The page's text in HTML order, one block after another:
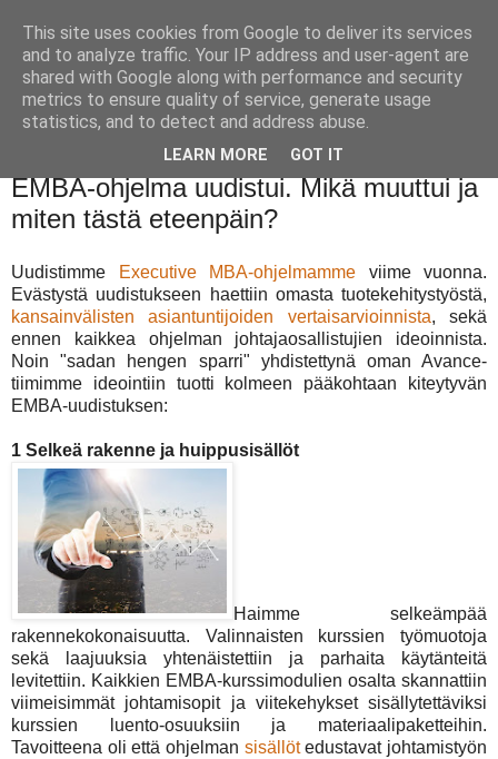
EMBA-ohjelma uudistui. Mikä muuttui ja
miten tästä eteenpäin?
Uudistimme Executive MBA-ohjelmamme viime vuonna.
Evästystä uudistukseen haettiin omasta tuotekehitystyöstä,
kansainvälisten asiantuntijoiden vertaisarvioinnista, sekä
ennen kaikkea ohjelman johtajaosallistujien ideoinnista.
Noin "sadan hengen sparri" yhdistettynä oman Avance-
tiimimme ideointiin tuotti kolmeen pääkohtaan kiteytyvän
EMBA-uudistuksen:
1 Selkeä rakenne ja huippusisällöt
Haimme selkeämpää
rakennekokonaisuutta. Valinnaisten kurssien työmuotoja
sekä laajuuksia yhtenäistettiin ja parhaita käytänteitä
levitettiin. Kaikkien EMBA-kurssimodulien osalta skannattiin
viimeisimmät johtamisopit ja viitekehykset sisällytettäviksi
kurssien luento-osuuksiin ja materiaalipaketteihin.
Tavoitteena oli että ohjelman sisällötedustavat johtamistyön
This site uses cookies from Google to deliver its services
and to analyze traffic. Your IP address and user-agent are
shared with Google along with performance and security
metrics to ensure quality of service, generate usage
statistics, and to detect and address abuse.
LEARN MORE GOT IT